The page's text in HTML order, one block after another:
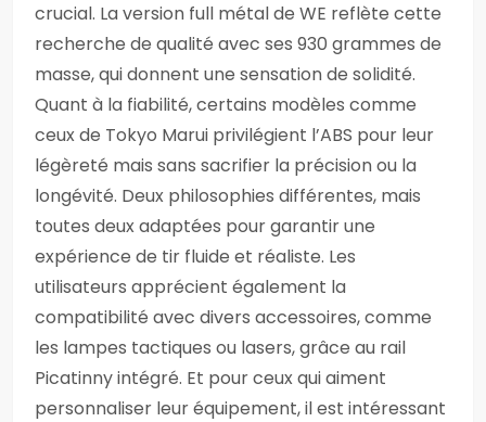
crucial. La version full métal de WE reflète cette
recherche de qualité avec ses 930 grammes de
masse, qui donnent une sensation de solidité.
Quant à la fiabilité, certains modèles comme
ceux de Tokyo Marui privilégient l’ABS pour leur
légèreté mais sans sacrifier la précision ou la
longévité. Deux philosophies différentes, mais
toutes deux adaptées pour garantir une
expérience de tir fluide et réaliste. Les
utilisateurs apprécient également la
compatibilité avec divers accessoires, comme
les lampes tactiques ou lasers, grâce au rail
Picatinny intégré. Et pour ceux qui aiment
personnaliser leur équipement, il est intéressant